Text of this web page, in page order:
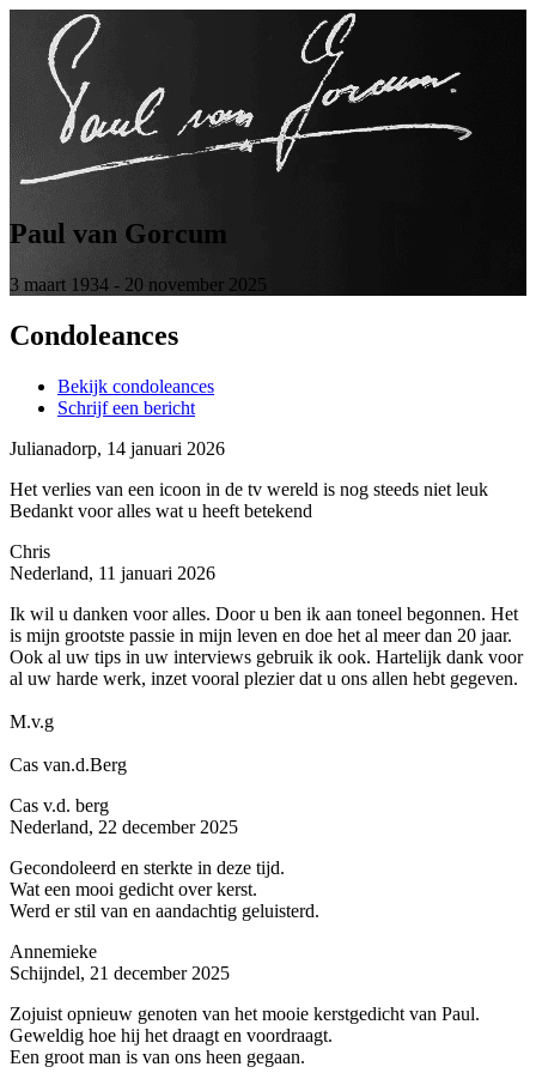
Paul van Gorcum
3 maart 1934 - 20 november 2025
Condoleances
Bekijk condoleances
Schrijf een bericht
Julianadorp, 14 januari 2026
Het verlies van een icoon in de tv wereld is nog steeds niet leuk
Bedankt voor alles wat u heeft betekend
Chris
Nederland, 11 januari 2026
Ik wil u danken voor alles. Door u ben ik aan toneel begonnen. Het
is mijn grootste passie in mijn leven en doe het al meer dan 20 jaar.
Ook al uw tips in uw interviews gebruik ik ook. Hartelijk dank voor
al uw harde werk, inzet vooral plezier dat u ons allen hebt gegeven.
M.v.g
Cas van.d.Berg
Cas v.d. berg
Nederland, 22 december 2025
Gecondoleerd en sterkte in deze tijd.
Wat een mooi gedicht over kerst.
Werd er stil van en aandachtig geluisterd.
Annemieke
Schijndel, 21 december 2025
Zojuist opnieuw genoten van het mooie kerstgedicht van Paul.
Geweldig hoe hij het draagt en voordraagt.
Een groot man is van ons heen gegaan.